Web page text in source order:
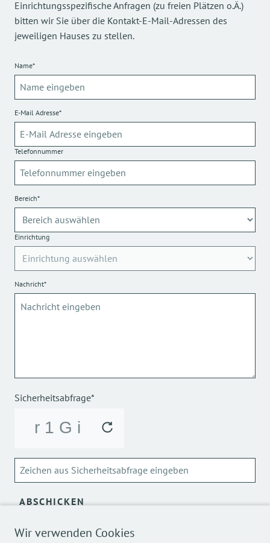
Wir verwenden Cookies
Einrichtungsspezifische Anfragen (zu freien Plätzen o.Ä.)
bitten wir Sie über die Kontakt-E-Mail-Adressen des
jeweiligen Hauses zu stellen.
Name*
E-Mail Adresse*
Telefonnummer
Bereich*
Einrichtung
Nachricht*
Sicherheitsabfrage*
ABSCHICKEN
Über die Verarbeitung meiner personenbezogenen Daten